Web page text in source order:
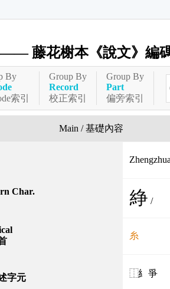
藤花榭本《說文》編
By
索引
Group By
Record
校正索引
Group By
Part
偏旁索引
Main / 基礎內容
Char.
䋫 /
糸
字元
⿰糹爭